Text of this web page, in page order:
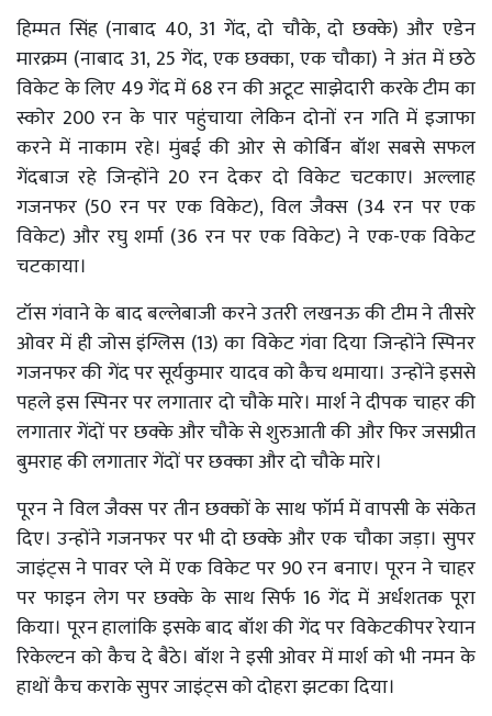
हिम्मत सिंह (नाबाद 40, 31 गेंद, दो चौके, दो छक्के) और एडेन
मारक्रम (नाबाद 31, 25 गेंद, एक छक्का, एक चौका) ने अंत में छठे
विकेट के लिए 49 गेंद में 68 रन की अटूट साझेदारी करके टीम का
स्कोर 200 रन के पार पहुंचाया लेकिन दोनों रन गति में इजाफा
करने में नाकाम रहे। मुंबई की ओर से कोर्बिन बॉश सबसे सफल
गेंदबाज रहे जिन्होंने 20 रन देकर दो विकेट चटकाए। अल्लाह
गजनफर (50 रन पर एक विकेट), विल जैक्स (34 रन पर एक
विकेट) और रघु शर्मा (36 रन पर एक विकेट) ने एक-एक विकेट
चटकाया।
टॉस गंवाने के बाद बल्लेबाजी करने उतरी लखनऊ की टीम ने तीसरे
ओवर में ही जोस इंग्लिस (13) का विकेट गंवा दिया जिन्होंने स्पिनर
गजनफर की गेंद पर सूर्यकुमार यादव को कैच थमाया। उन्होंने इससे
पहले इस स्पिनर पर लगातार दो चौके मारे। मार्श ने दीपक चाहर की
लगातार गेंदों पर छक्के और चौके से शुरुआती की और फिर जसप्रीत
बुमराह की लगातार गेंदों पर छक्का और दो चौके मारे।
पूरन ने विल जैक्स पर तीन छक्कों के साथ फॉर्म में वापसी के संकेत
दिए। उन्होंने गजनफर पर भी दो छक्के और एक चौका जड़ा। सुपर
जाइंट्स ने पावर प्ले में एक विकेट पर 90 रन बनाए। पूरन ने चाहर
पर फाइन लेग पर छक्के के साथ सिर्फ 16 गेंद में अर्धशतक पूरा
किया। पूरन हालांकि इसके बाद बॉश की गेंद पर विकेटकीपर रेयान
रिकेल्टन को कैच दे बैठे। बॉश ने इसी ओवर में मार्श को भी नमन के
हाथों कैच कराके सुपर जाइंट्स को दोहरा झटका दिया।